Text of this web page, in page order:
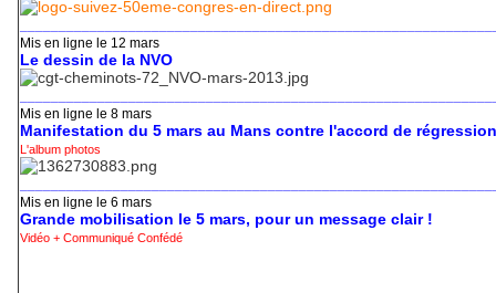
Mis en ligne le 12 mars
Le dessin de la NVO
Mis en ligne le 8 mars
Manifestation du 5 mars au Mans contre l'accord de
L'album photos
Mis en ligne le 6 mars
Grande mobilisation le 5 mars, pour un message clair !
Vidéo + Communiqué Confédé